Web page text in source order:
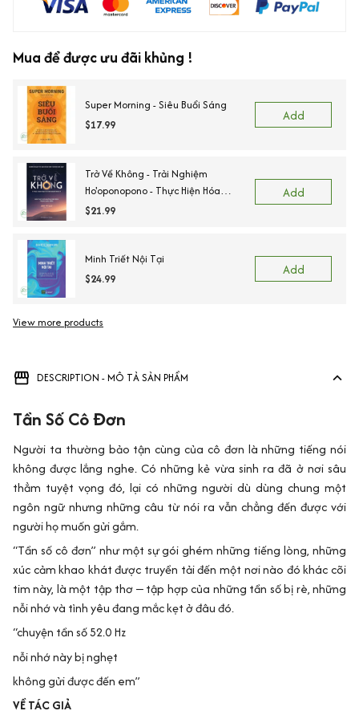
Mua để được ưu đãi khủng !
Super Morning - Siêu Buổi Sáng
$17.99
Add
Trở Về Không - Trải Nghiệm
Ho'oponopono - Thực Hiện Hóa
Những Phép Màu Trong Cuộc Sống
$21.99
Add
Minh Triết Nội Tại
$24.99
Add
View more products
DESCRIPTION - MÔ TẢ SẢN PHẨM
Tần Số Cô Đơn
Người ta thường bảo tận cùng của cô đơn là những tiếng nói
không được lắng nghe. Có những kẻ vừa sinh ra đã ở nơi sâu
thẳm tuyệt vọng đó, lại có những người dù dùng chung một
ngôn ngữ nhưng những câu từ nói ra vẫn chẳng đến được với
người họ muốn gửi gắm.
“Tần số cô đơn” như một sự gói ghém những tiếng lòng, những
xúc cảm khao khát được truyền tải đến một nơi nào đó khác cõi
tim này, là một tập thơ ‒ tập hợp của những tần số bị rè, những
nỗi nhớ và tình yêu đang mắc kẹt ở đâu đó.
“chuyện tần số 52.0 Hz
nỗi nhớ này bị nghẹt
không gửi được đến em”
VỀ TÁC GIẢ